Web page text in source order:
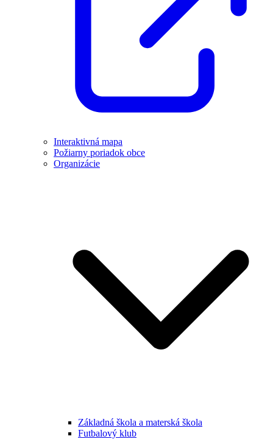
Interaktivná mapa
Požiarny poriadok obce
Organizácie
Základná škola a materská škola
Futbalový klub